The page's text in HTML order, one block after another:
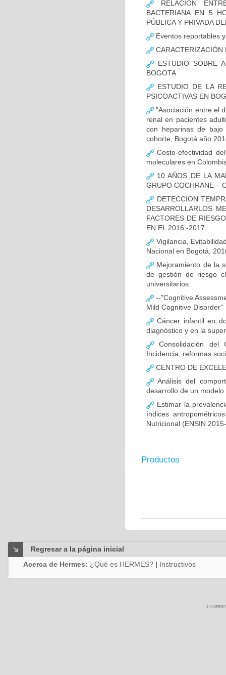
RELACIÓN
BACTERIANA EN 5
PÚBLICA Y PRIVADA
Eventos reportables
CARACTERIZACIÓN
ESTUDIO SOBRE
BOGOTA
ESTUDIO DE LA
PSICOACTIVAS EN
"Asociación entre el
renal en pacientes
con heparinas de
cohorte, Bogotá año
Costo-efectividad
moleculares en
10 AÑOS DE LA
GRUPO COCHRANE –
DETECCION
DESARROLLARLOS
FACTORES DE
EN EL 2016 -2017.
Vigilancia,
Nacional en Bogotá,
Mejoramiento de la
de gestión de riesgo
universitarios.
--"Cognitive
Mild Cognitive Disorder"
Cáncer infantil en
diagnóstico y en la
Consolidación del
Incidencia, reformas
CENTRO DE
Análisis del
desarrollo de un
Estimar la
índices
Nutricional (ENSIN
Productos
Regresar a la página inicial
Acerca de Hermes: ¿Qué es HERMES? | Instructivos